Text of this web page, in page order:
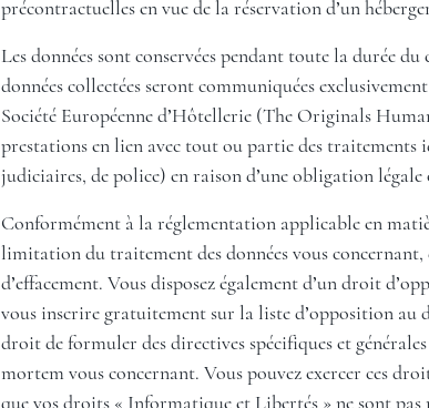
précontractuelles en vue de la réservation d’un
Les données sont conservées pendant toute la durée
données collectées seront communiquées
Société Européenne d’Hôtellerie (The Originals
prestations en lien avec tout ou partie des traitements
judiciaires, de police) en raison d’une obligation
Conformément à la réglementation applicable en
limitation du traitement des données vous
d’effacement. Vous disposez également d’un droit
vous inscrire gratuitement sur la liste d’opposition au
droit de formuler des directives spécifiques et
mortem vous concernant. Vous pouvez exercer ces
que vos droits « Informatique et Libertés » ne sont